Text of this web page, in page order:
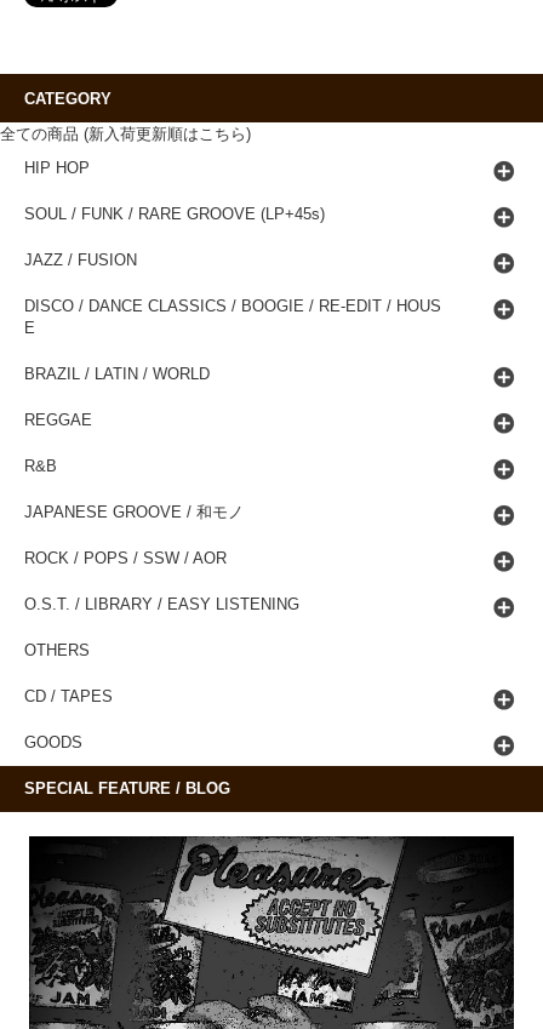
CATEGORY
全ての商品 (新入荷更新順はこちら)
HIP HOP
SOUL / FUNK / RARE GROOVE (LP+45s)
JAZZ / FUSION
DISCO / DANCE CLASSICS / BOOGIE / RE-EDIT / HOUS
E
BRAZIL / LATIN / WORLD
REGGAE
R&B
JAPANESE GROOVE / 和モノ
ROCK / POPS / SSW / AOR
O.S.T. / LIBRARY / EASY LISTENING
OTHERS
CD / TAPES
GOODS
SPECIAL FEATURE / BLOG